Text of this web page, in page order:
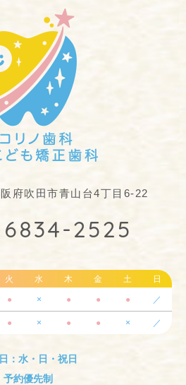
府吹田市青山台4丁目6-22
2525
火 水 木 金 土 日
● × ● ● ● ／
● × ● ● × ／
：水・日・祝日
予約優先制